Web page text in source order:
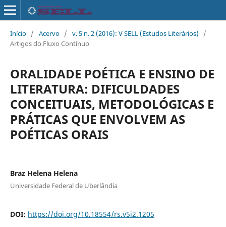
Início / Acervo / v. 5 n. 2 (2016): V SELL (Estudos Literários)
/
Artigos do Fluxo Contínuo
ORALIDADE POÉTICA E ENSINO DE
LITERATURA: DIFICULDADES
CONCEITUAIS, METODOLÓGICAS E
PRÁTICAS QUE ENVOLVEM AS
POÉTICAS ORAIS
Braz Helena Helena
Universidade Federal de Uberlândia
DOI: https://doi.org/10.18554/rs.v5i2.1205